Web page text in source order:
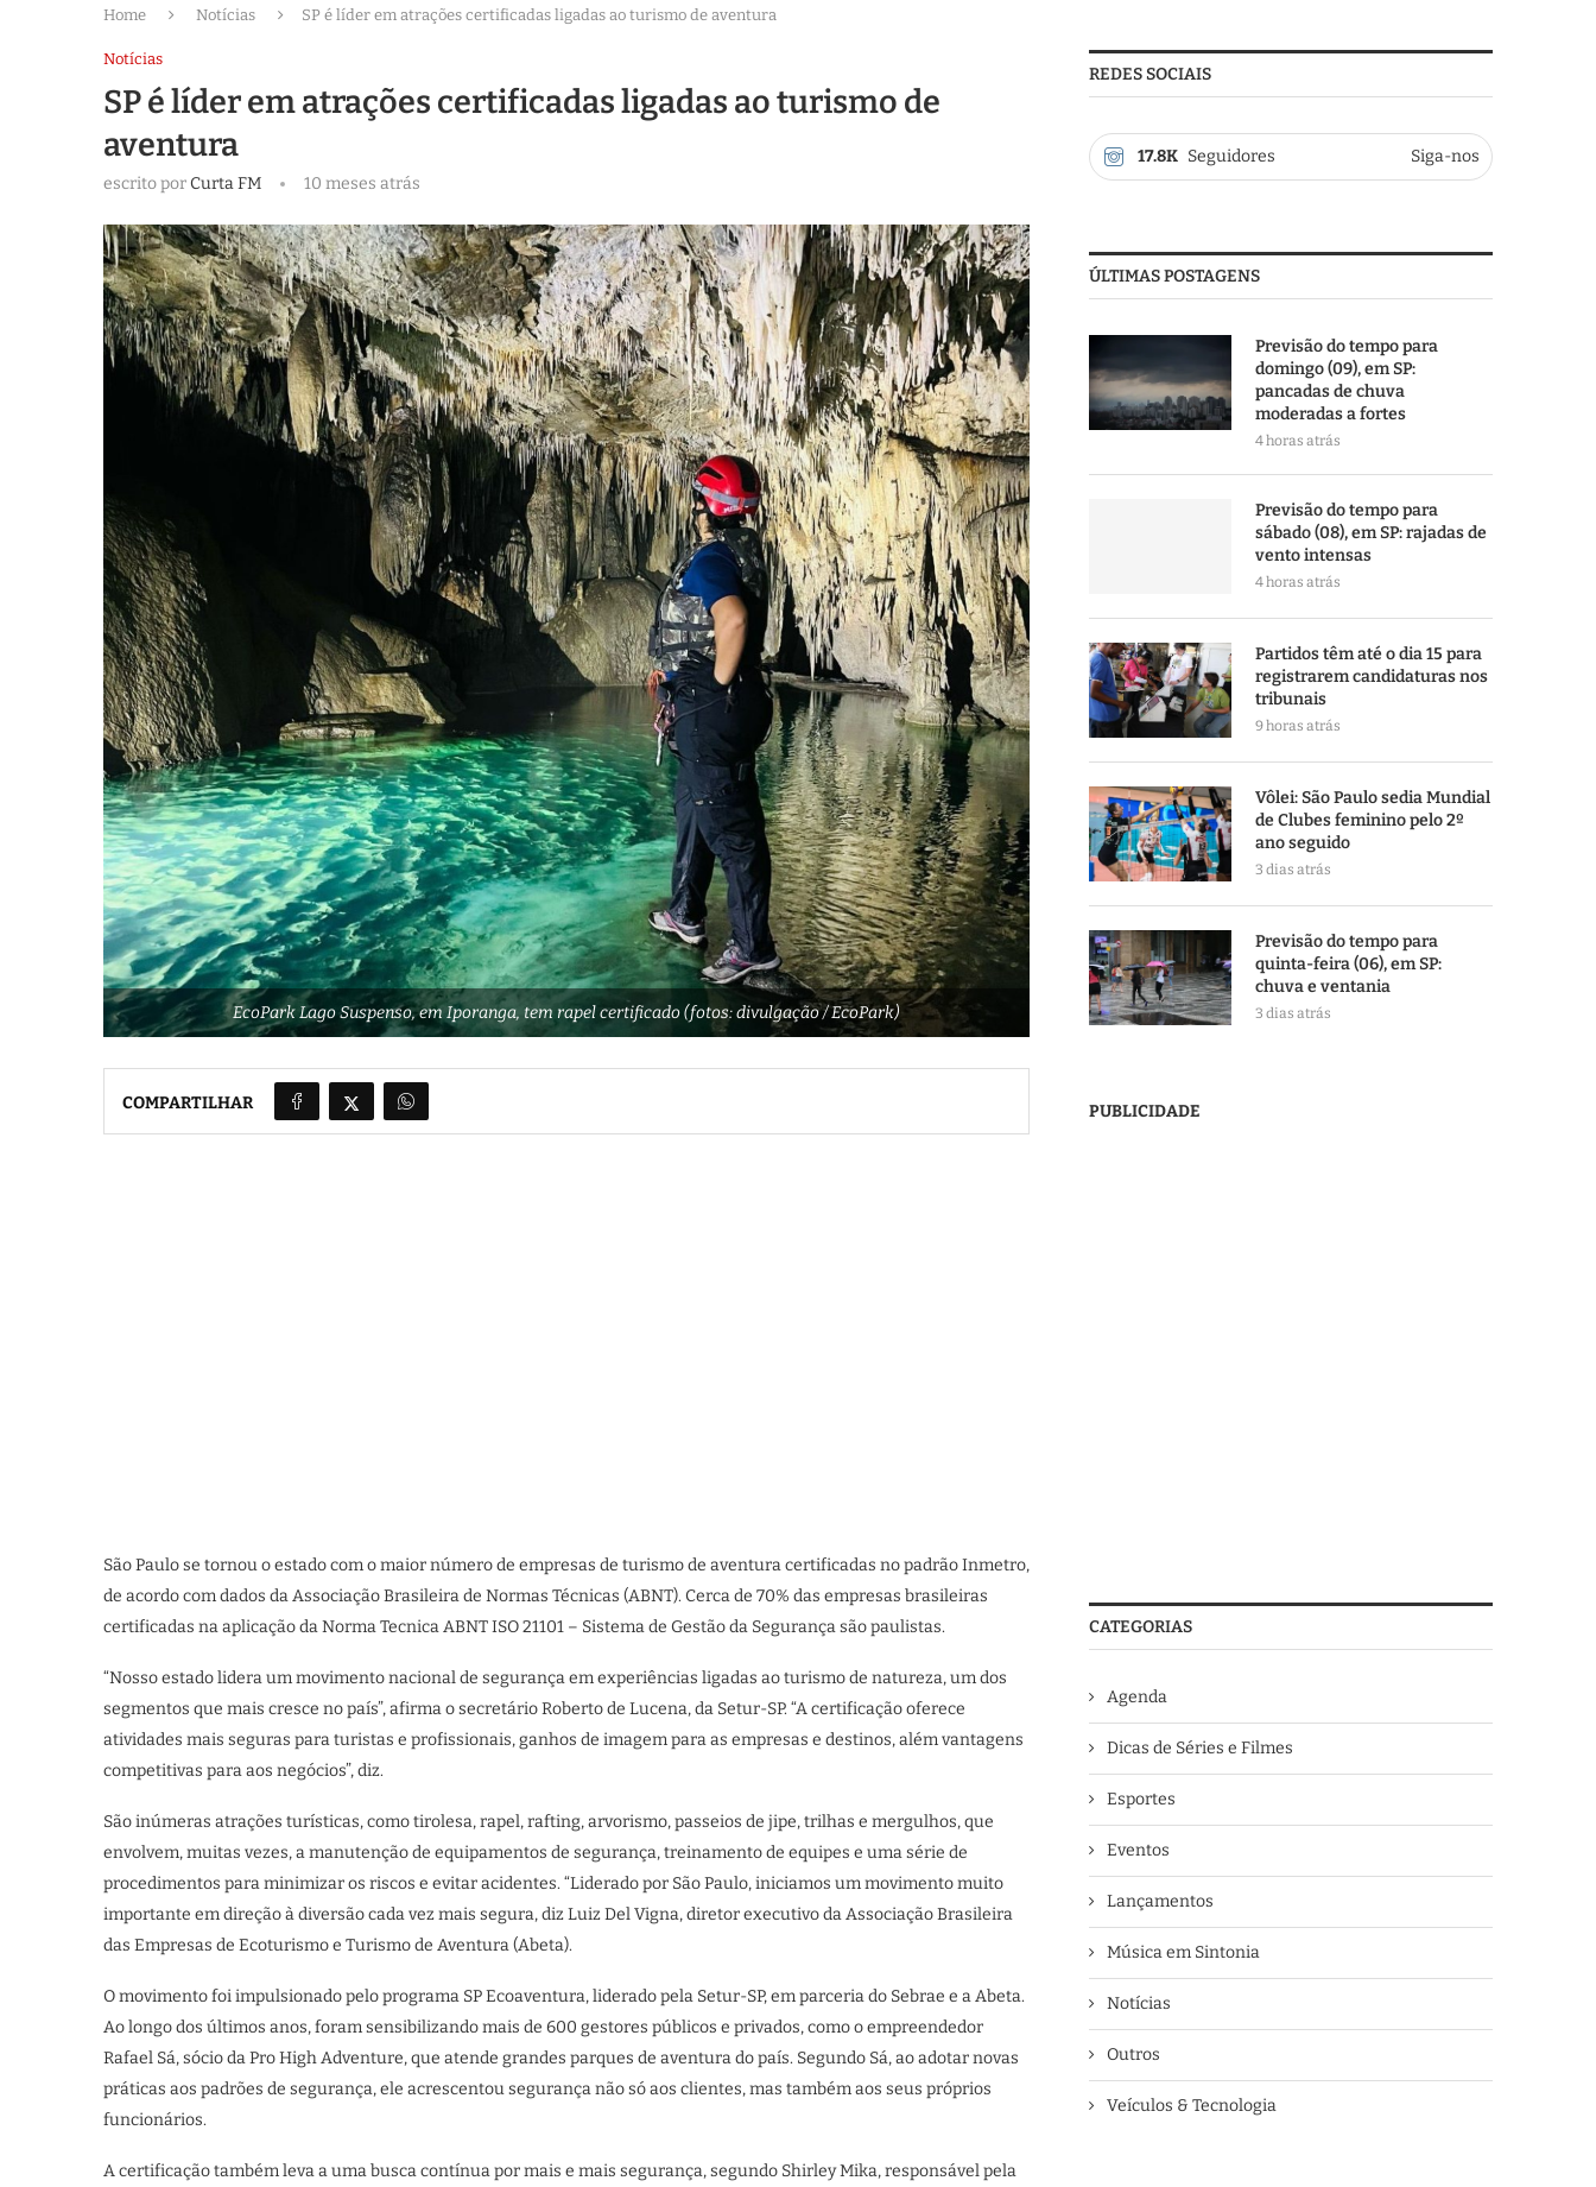
Home Notícias SP é líder em atrações certificadas ligadas ao turismo de aventura
Notícias
SP é líder em atrações certificadas ligadas ao turismo de
aventura
escrito porCurta FM 10 meses atrás
EcoPark Lago Suspenso, em Iporanga, tem rapel certificado (fotos: divulgação / EcoPark)
COMPARTILHAR
São Paulo se tornou o estado com o maior número de empresas de turismo de aventura certificadas no padrão Inmetro,
de acordo com dados da Associação Brasileira de Normas Técnicas (ABNT). Cerca de 70% das empresas brasileiras
certificadas na aplicação da Norma Tecnica ABNT ISO 21101 – Sistema de Gestão da Segurança são paulistas.
“Nosso estado lidera um movimento nacional de segurança em experiências ligadas ao turismo de natureza, um dos
segmentos que mais cresce no país”, afirma o secretário Roberto de Lucena, da Setur-SP. “A certificação oferece
atividades mais seguras para turistas e profissionais, ganhos de imagem para as empresas e destinos, além vantagens
competitivas para aos negócios”, diz.
São inúmeras atrações turísticas, como tirolesa, rapel, rafting, arvorismo, passeios de jipe, trilhas e mergulhos, que
envolvem, muitas vezes, a manutenção de equipamentos de segurança, treinamento de equipes e uma série de
procedimentos para minimizar os riscos e evitar acidentes. “Liderado por São Paulo, iniciamos um movimento muito
importante em direção à diversão cada vez mais segura, diz Luiz Del Vigna, diretor executivo da Associação Brasileira
das Empresas de Ecoturismo e Turismo de Aventura (Abeta).
O movimento foi impulsionado pelo programa SP Ecoaventura, liderado pela Setur-SP, em parceria do Sebrae e a Abeta.
Ao longo dos últimos anos, foram sensibilizando mais de 600 gestores públicos e privados, como o empreendedor
Rafael Sá, sócio da Pro High Adventure, que atende grandes parques de aventura do país. Segundo Sá, ao adotar novas
práticas aos padrões de segurança, ele acrescentou segurança não só aos clientes, mas também aos seus próprios
funcionários.
A certificação também leva a uma busca contínua por mais e mais segurança, segundo Shirley Mika, responsável pela
REDES SOCIAIS
17.8K Seguidores Siga-nos
ÚLTIMAS POSTAGENS
Previsão do tempo para
domingo (09), em SP:
pancadas de chuva
moderadas a fortes
4 horas atrás
Previsão do tempo para
sábado (08), em SP: rajadas de
vento intensas
4 horas atrás
Partidos têm até o dia 15 para
registrarem candidaturas nos
tribunais
9 horas atrás
Vôlei: São Paulo sedia Mundial
de Clubes feminino pelo 2º
ano seguido
3 dias atrás
Previsão do tempo para
quinta-feira (06), em SP:
chuva e ventania
3 dias atrás
PUBLICIDADE
CATEGORIAS
Agenda
Dicas de Séries e Filmes
Esportes
Eventos
Lançamentos
Música em Sintonia
Notícias
Outros
Veículos & Tecnologia